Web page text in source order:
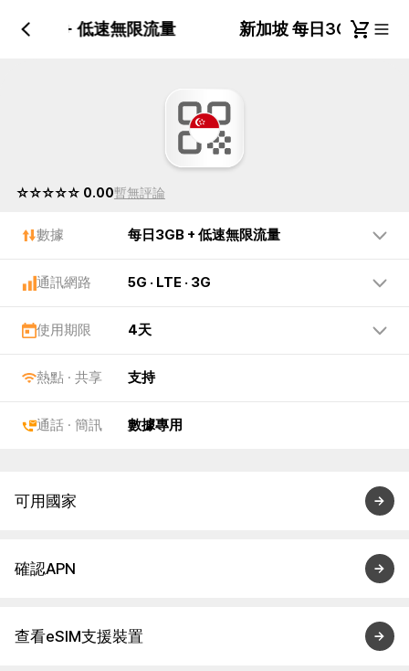
日3GB + 低速無限流量 新加坡 每日3GB + 低
☆☆☆☆☆ 0.00暫無評論
數據 每日3GB + 低速無限流量
通訊網路 5G · LTE · 3G
使用期限 4天
熱點 · 共享 支持
通話 · 簡訊 數據專用
可用國家
確認APN
查看eSIM支援裝置